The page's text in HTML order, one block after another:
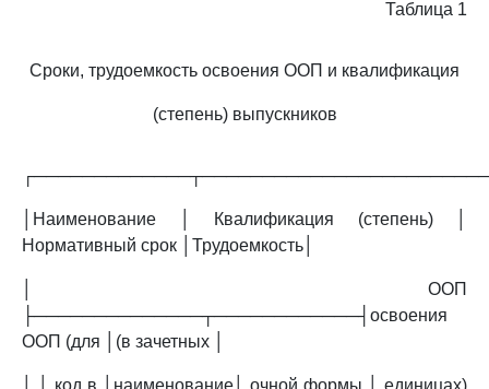
Таблица 1
Сроки, трудоемкость освоения ООП и квалификация
(степень) выпускников
│Наименование │ Квалификация (степень) │
Нормативный срок │Трудоемкость│
│ ООП
├──────────────┬────────────┤освоения
ООП (для │(в зачетных │
│ │ код в │наименование│ очной формы │ единицах)